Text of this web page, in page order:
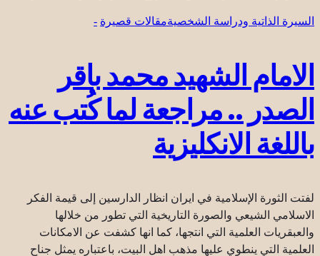
السيرة الذاتية ودراسة الشخصيةمقالات قصيرة -
الامام الشهيد محمد باقر
الصدر .. مراجعة لما كُتب عنه
باللغة الانكليزية
لفتت الثورة الإسلامية في ايران انظار الدارسين إلى قيمة الفكر
الاسلامي الشيعي والصورة التاريخية التي تطور من خلالها
والعبقريات العلمية التي انتجها، كما انها كشفت عن الامكانات
العلمية التي ينطوي عليها مذهب اهل البيت، باعتباره يمثل جناح